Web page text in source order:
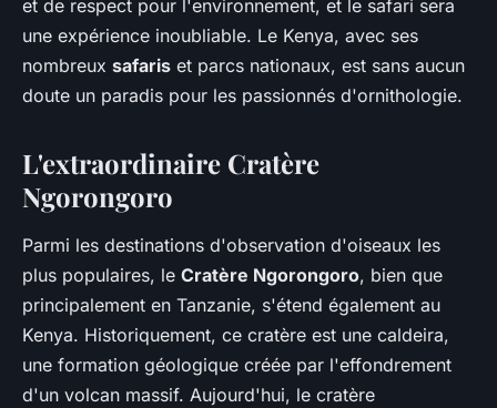
et de respect pour l'environnement, et le safari sera
une expérience inoubliable. Le Kenya, avec ses
nombreux safaris et parcs nationaux, est sans aucun
doute un paradis pour les passionnés d'ornithologie.
L'extraordinaire Cratère
Ngorongoro
Parmi les destinations d'observation d'oiseaux les
plus populaires, le Cratère Ngorongoro, bien que
principalement en Tanzanie, s'étend également au
Kenya. Historiquement, ce cratère est une caldeira,
une formation géologique créée par l'effondrement
d'un volcan massif. Aujourd'hui, le cratère